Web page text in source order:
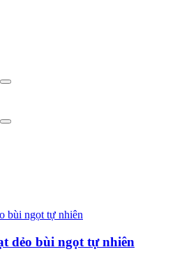
dẻo bùi ngọt tự nhiên